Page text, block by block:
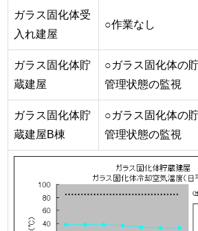
ガラス固化体受
入れ建屋
○作業なし
ガラス固化体貯
蔵建屋
○ガラス固化体の
管理状態の監視
ガラス固化体貯
蔵建屋B棟
○ガラス固化体の
管理状態の監視